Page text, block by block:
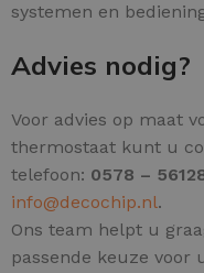
systemen en
Advies nodig?
Voor advies op maat
thermostaat kunt u
telefoon: 0578 –
info@decochip.nl.
Ons team helpt u
passende keuze voor